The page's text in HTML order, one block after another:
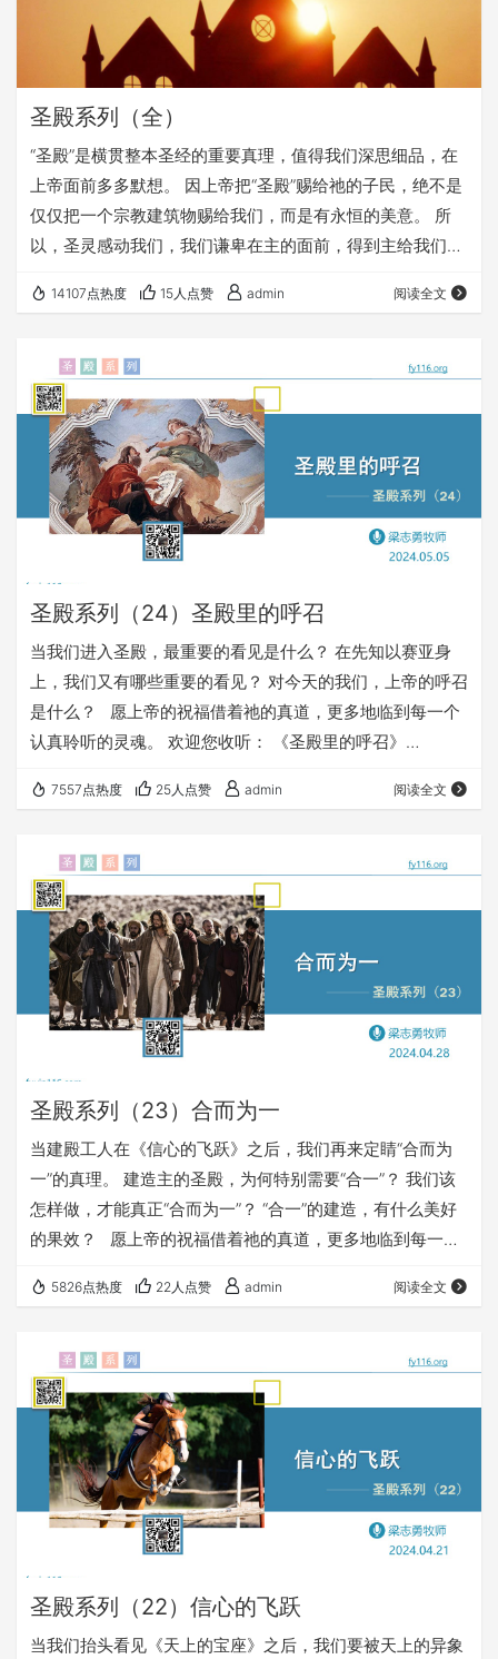
圣殿系列（全）
“圣殿”是横贯整本圣经的重要真理，值得我们深思细品，在
上帝面前多多默想。 因上帝把“圣殿”赐给祂的子民，绝不是
仅仅把一个宗教建筑物赐给我们，而是有永恒的美意。 所
以，圣灵感动我们，我们谦卑在主的面前，得到主给我们的
系列讲道，不仅祝福我们现在听道的人，还要祝福我们的后
更多人来到耶和华的圣殿中，瞻仰基督的荣美， 来到神的殿
中，看见天上的光； 来到神的殿中，被天上的异象所激励，
尽心竭力，为主而活！ 欢迎收听：…
14107点热度 15人点赞 admin 阅读全文
圣殿系列（24）圣殿里的呼召
当我们进入圣殿，最重要的看见是什么？ 在先知以赛亚身
上，我们又有哪些重要的看见？ 对今天的我们，上帝的呼召
是什么？ 愿上帝的祝福借着祂的真道，更多地临到每一个
认真聆听的灵魂。 欢迎您收听： 《圣殿里的呼召》
前的信息： 《圣殿系列》 ⚠️⚠️⚠️ 注意 ⚠️⚠️⚠️ 因为微信会
现在微信里无法正常打开的情况。 遇到这种情况，大家不用
慌，只要在微信对话或朋友圈，找到我们这篇…
7557点热度 25人点赞 admin 阅读全文
圣殿系列（23）合而为一
当建殿工人在《信心的飞跃》之后，我们再来定睛“合而为
一”的真理。 建造主的圣殿，为何特别需要“合一”？ 我们该
怎样做，才能真正“合而为一”？ “合一”的建造，有什么美好
的果效？ 愿上帝的祝福借着祂的真道，更多地临到每一个
https://fy116.org/toda 您也可以点击下面的链接，重温之
有较严苛无理的屏蔽做法，所以我们网站的文章，经常会出
现在微信里无法正常打开…
5826点热度 22人点赞 admin 阅读全文
圣殿系列（22）信心的飞跃
当我们抬头看见《天上的宝座》之后，我们要被天上的异象